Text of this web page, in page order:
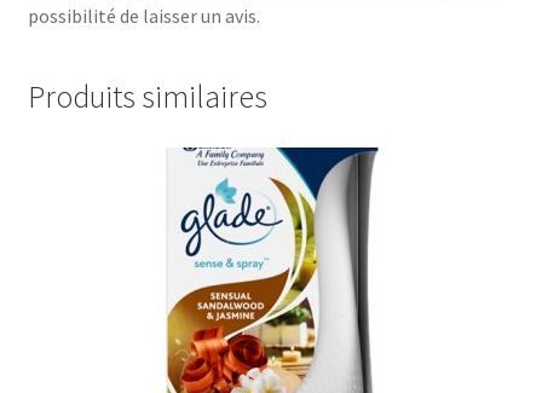
possibilité de laisser un avis.
Produits similaires